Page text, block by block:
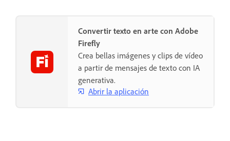
Convertir texto en arte con Adobe
Firefly
Crea bellas imágenes y clips de vídeo
a partir de mensajes de texto con IA
generativa.
Abrir la aplicación